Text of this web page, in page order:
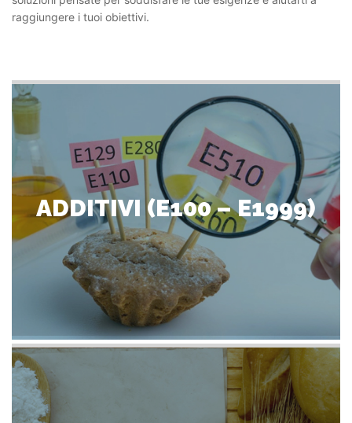
raggiungere i tuoi obiettivi.
ADDITIVI (E100 – E1999)